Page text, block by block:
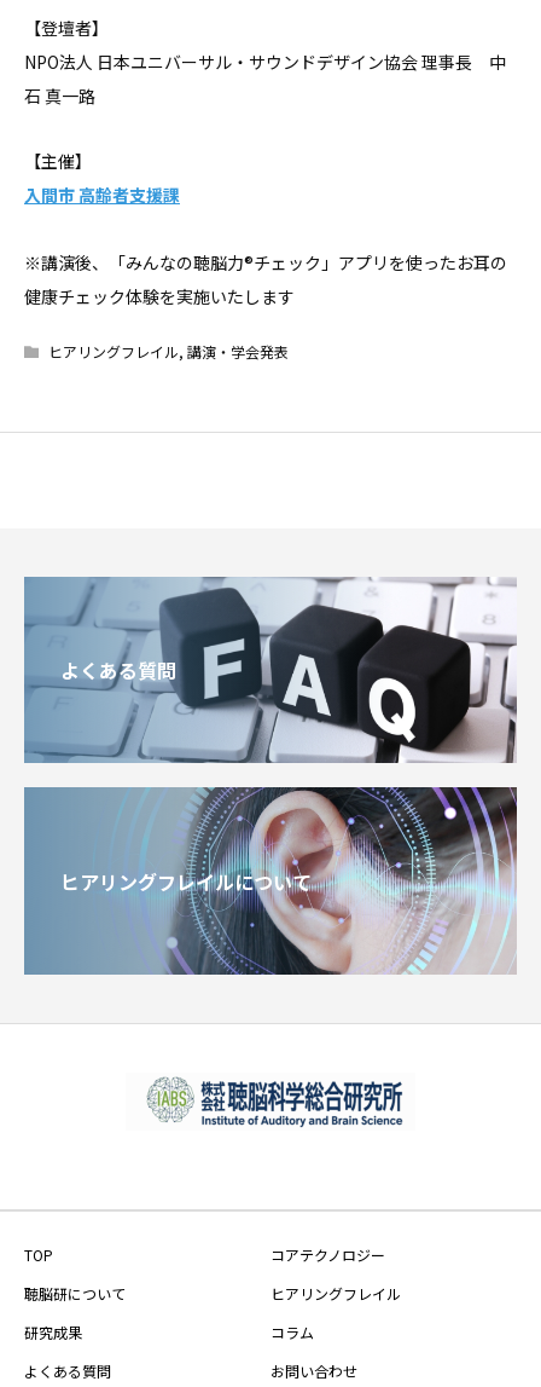
【登壇者】
NPO法人 日本ユニバーサル・サウンドデザイン協会 理事長 中
石 真一路
【主催】
入間市 高齢者支援課
※講演後、「みんなの聴脳力®チェック」アプリを使ったお耳の
健康チェック体験を実施いたします
ヒアリングフレイル, 講演・学会発表
よくある質問
ヒアリングフレイルについて
TOP
コアテクノロジー
聴脳研について
ヒアリングフレイル
研究成果
コラム
よくある質問
お問い合わせ